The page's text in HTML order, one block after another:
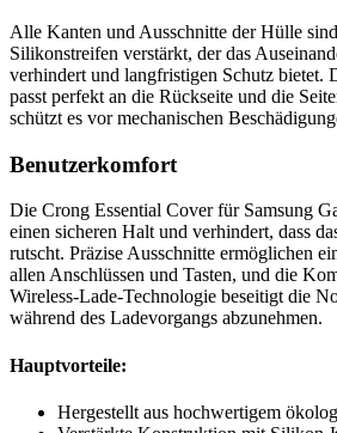
Alle Kanten und Ausschnitte der Hülle
Silikonstreifen verstärkt, der das
verhindert und langfristigen Schutz bietet.
passt perfekt an die Rückseite und die
schützt es vor mechanischen
Benutzerkomfort
Die Crong Essential Cover für Samsung
einen sicheren Halt und verhindert, dass
rutscht. Präzise Ausschnitte ermöglichen
allen Anschlüssen und Tasten, und die
Wireless-Lade-Technologie beseitigt die
während des Ladevorgangs abzunehmen.
Hauptvorteile:
Hergestellt aus hochwertigem